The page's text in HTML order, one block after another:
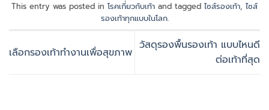
This entry was posted in โรคเกี่ยวกับเท้า and tagged ไซส์รองเท้า, ไซส์
รองเท้าทุกแบบในโลก.
เลือกรองเท้าทำงานเพื่อสุขภาพ
วัสดุรองพื้นรองเท้า แบบไหนดี
ต่อเท้าที่สุด